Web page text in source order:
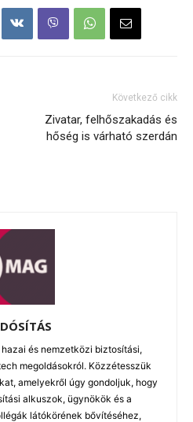
Következő cikk
Zivatar, felhőszakadás és
hőség is várható szerdán
és nemzetközi biztosítási,
megoldásokról. Közzétesszük
amelyekről úgy gondoljuk, hogy
alkuszok, ügynökök és a
látókörének bővítéséhez,